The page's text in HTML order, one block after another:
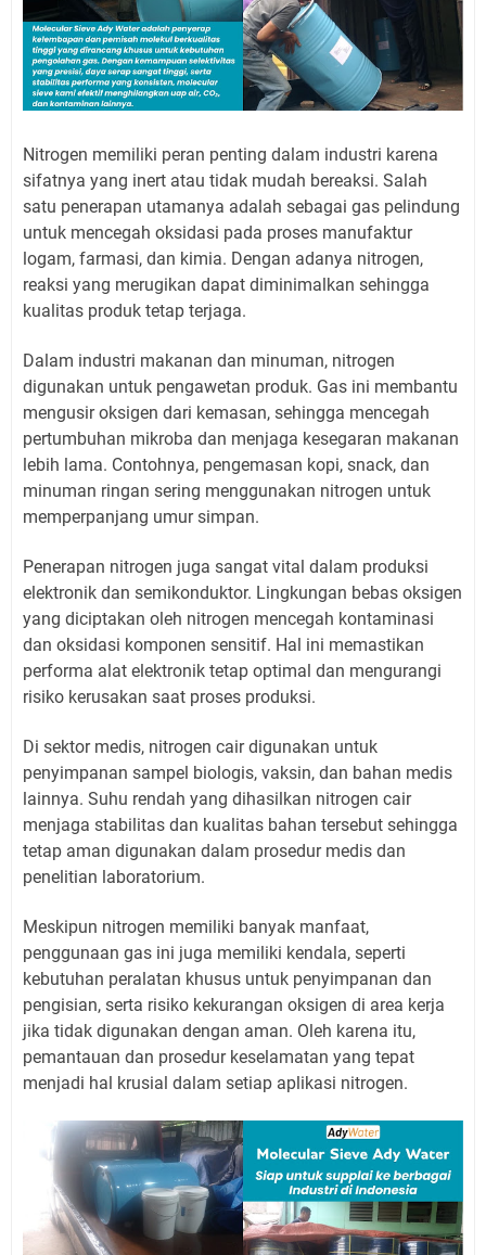
Nitrogen memiliki peran penting dalam industri karena
sifatnya yang inert atau tidak mudah bereaksi. Salah
satu penerapan utamanya adalah sebagai gas pelindung
untuk mencegah oksidasi pada proses manufaktur
logam, farmasi, dan kimia. Dengan adanya nitrogen,
reaksi yang merugikan dapat diminimalkan sehingga
kualitas produk tetap terjaga.
Dalam industri makanan dan minuman, nitrogen
digunakan untuk pengawetan produk. Gas ini membantu
mengusir oksigen dari kemasan, sehingga mencegah
pertumbuhan mikroba dan menjaga kesegaran makanan
lebih lama. Contohnya, pengemasan kopi, snack, dan
minuman ringan sering menggunakan nitrogen untuk
memperpanjang umur simpan.
Penerapan nitrogen juga sangat vital dalam produksi
elektronik dan semikonduktor. Lingkungan bebas oksigen
yang diciptakan oleh nitrogen mencegah kontaminasi
dan oksidasi komponen sensitif. Hal ini memastikan
performa alat elektronik tetap optimal dan mengurangi
risiko kerusakan saat proses produksi.
Di sektor medis, nitrogen cair digunakan untuk
penyimpanan sampel biologis, vaksin, dan bahan medis
lainnya. Suhu rendah yang dihasilkan nitrogen cair
menjaga stabilitas dan kualitas bahan tersebut sehingga
tetap aman digunakan dalam prosedur medis dan
penelitian laboratorium.
Meskipun nitrogen memiliki banyak manfaat,
penggunaan gas ini juga memiliki kendala, seperti
kebutuhan peralatan khusus untuk penyimpanan dan
pengisian, serta risiko kekurangan oksigen di area kerja
jika tidak digunakan dengan aman. Oleh karena itu,
pemantauan dan prosedur keselamatan yang tepat
menjadi hal krusial dalam setiap aplikasi nitrogen.